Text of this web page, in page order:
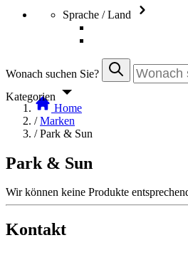
Sprache / Land
Wonach suchen Sie?
Kategorien
Home
/ Marken
/ Park & Sun
Park & Sun
Wir können keine Produkte
Kontakt